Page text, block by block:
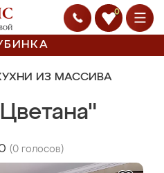
0
ИЗ МАССИВА
(0 голосов)